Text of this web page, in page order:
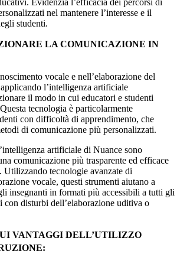
Evidenzia l’efficacia dei percorsi di
nel mantenere l’interesse e il
studenti.
LA COMUNICAZIONE IN
vocale e nell’elaborazione del
l’intelligenza artificiale
il modo in cui educatori e studenti
tecnologia è particolarmente
con difficoltà di apprendimento, che
di comunicazione più personalizzati.
artificiale di Nuance sono
comunicazione più trasparente ed efficace
Utilizzando tecnologie avanzate di
vocale, questi strumenti aiutano a
insegnanti in formati più accessibili a tutti gli
con disturbi dell’elaborazione uditiva o
VANTAGGI DELL’UTILIZZO